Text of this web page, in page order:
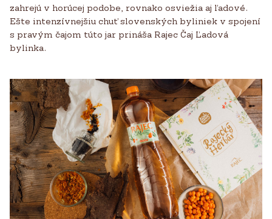
CZ SK EN
zahrejú v horúcej podobe, rovnako osviežia aj ľadové.
Ešte intenzívnejšiu chuť slovenských byliniek v spojení
s pravým čajom túto jar prináša Rajec Čaj Ľadová
bylinka.